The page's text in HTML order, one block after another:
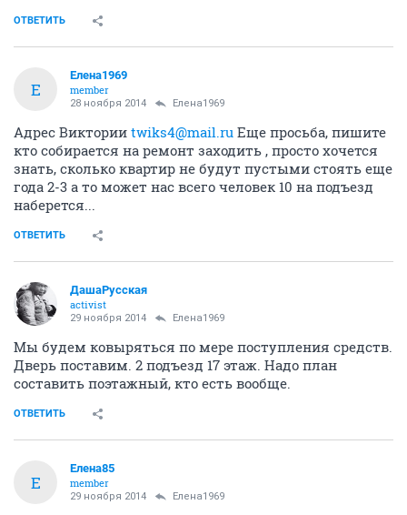
ОТВЕТИТЬ
Е
Елена1969
member
28 ноября 2014 Елена1969
Адрес Виктории twiks4@mail.ru Еще просьба, пишите
кто собирается на ремонт заходить , просто хочется
знать, сколько квартир не будут пустыми стоять еще
года 2-3 а то может нас всего человек 10 на подъезд
наберется...
ОТВЕТИТЬ
ДашаРусская
activist
29 ноября 2014 Елена1969
Мы будем ковыряться по мере поступления средств.
Дверь поставим. 2 подъезд 17 этаж. Надо план
составить поэтажный, кто есть вообще.
ОТВЕТИТЬ
Е
Елена85
member
29 ноября 2014 Елена1969